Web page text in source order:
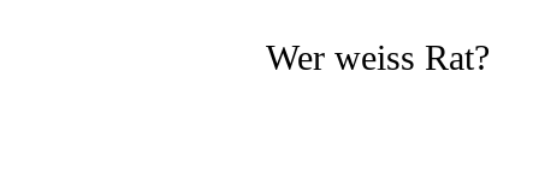
Wer weiss Rat?